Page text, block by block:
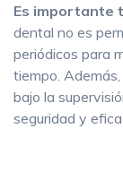
Es importante
dental no es
periódicos para
tiempo.
bajo la
seguridad y